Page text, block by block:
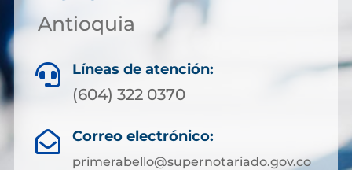
Antioquia
 Líneas de atención:
(604) 322 0370
 Correo electrónico:
primerabello@supernotariado.gov.co